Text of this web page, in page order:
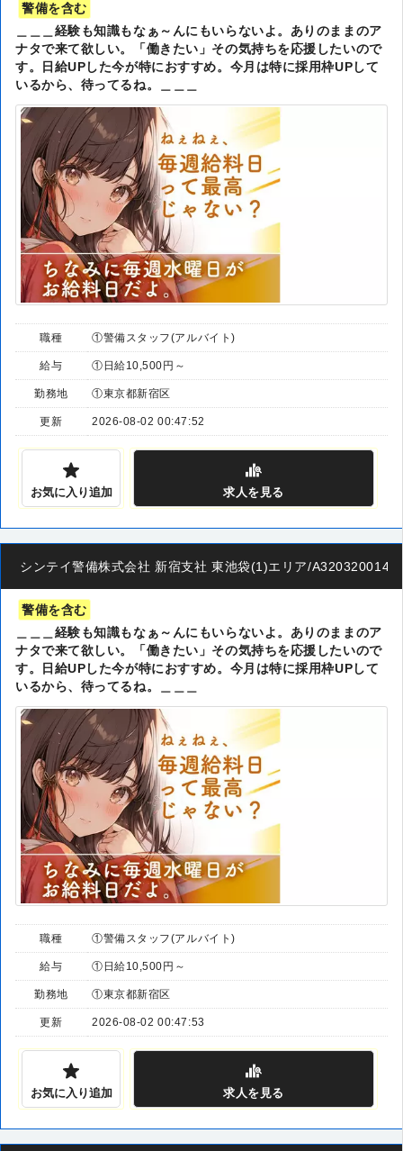
警備を含む
＿＿＿経験も知識もなぁ～んにもいらないよ。ありのままのア
ナタで来て欲しい。「働きたい」その気持ちを応援したいので
す。日給UPした今が特におすすめ。今月は特に採用枠UPして
いるから、待ってるね。＿＿＿
職種 ①警備スタッフ(アルバイト)
給与 ①日給10,500円～
勤務地 ①東京都新宿区
更新 2026-08-02 00:47:52
お気に入り追加 求人 を見る
シンテイ警備株式会社 新宿支社 東池袋(1)エリア/A3203200140
警備を含む
＿＿＿経験も知識もなぁ～んにもいらないよ。ありのままのア
ナタで来て欲しい。「働きたい」その気持ちを応援したいので
す。日給UPした今が特におすすめ。今月は特に採用枠UPして
いるから、待ってるね。＿＿＿
職種 ①警備スタッフ(アルバイト)
給与 ①日給10,500円～
勤務地 ①東京都新宿区
更新 2026-08-02 00:47:53
お気に入り追加 求人 を見る